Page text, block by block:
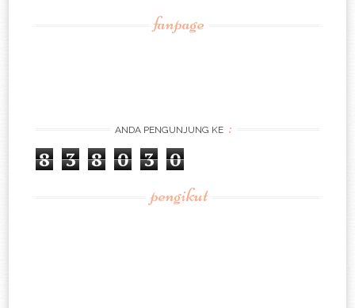
fanpage
ANDA PENGUNJUNG KE :
8 3 8 0 3 0
pengikut